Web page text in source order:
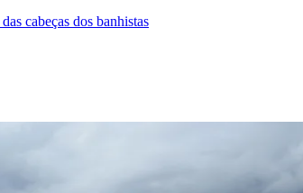
cabeças dos banhistas